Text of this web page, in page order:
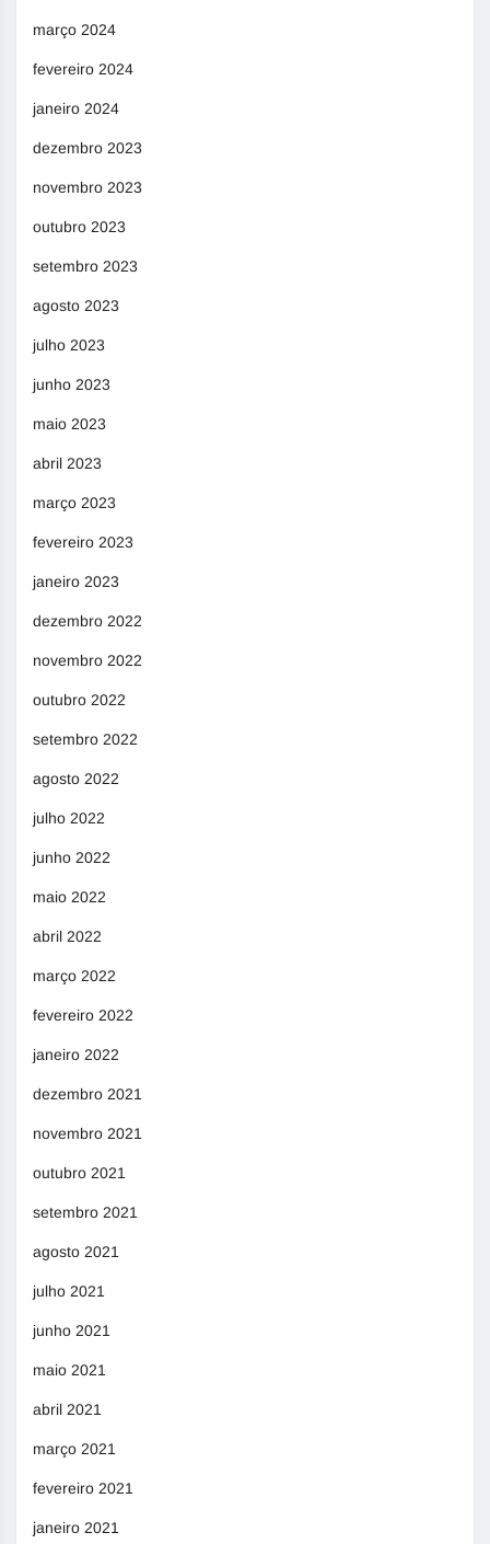
março 2024
fevereiro 2024
janeiro 2024
dezembro 2023
novembro 2023
outubro 2023
setembro 2023
agosto 2023
julho 2023
junho 2023
maio 2023
abril 2023
março 2023
fevereiro 2023
janeiro 2023
dezembro 2022
novembro 2022
outubro 2022
setembro 2022
agosto 2022
julho 2022
junho 2022
maio 2022
abril 2022
março 2022
fevereiro 2022
janeiro 2022
dezembro 2021
novembro 2021
outubro 2021
setembro 2021
agosto 2021
julho 2021
junho 2021
maio 2021
abril 2021
março 2021
fevereiro 2021
janeiro 2021